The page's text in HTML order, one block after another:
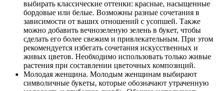
выбирать классические оттенки: красные, насыщенные
бордовые или белые. Возможны разные сочетания в
зависимости от ваших отношений с усопшей. Также
можно добавить вечнозеленую зелень в букет, чтобы
сделать его более свежим и привлекательным. При этом
рекомендуется избегать сочетания искусственных и
живых цветов. Необходимо использовать только живые
растения при составлении цветочных композиций.
Молодая женщина. Молодым женщинам выбирают
символичные букеты, которые обозначают утраченную